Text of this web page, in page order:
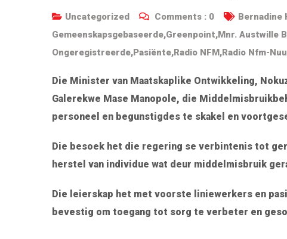
Uncategorized Comments : 0 Bernadine
Gemeenskapsgebaseerde,Greenpoint,Mnr. Austwille
Ongeregistreerde,Pasiënte,Radio NFM,Radio Nfm-
Die Minister van Maatskaplike Ontwikkeling,
Galerekwe Mase Manopole, die
personeel en begunstigdes te skakel en
Die besoek het die regering se verbintenis tot
herstel van individue wat deur middelmisbruik
Die leierskap het met voorste liniewerkers en
bevestig om toegang tot sorg te verbeter en